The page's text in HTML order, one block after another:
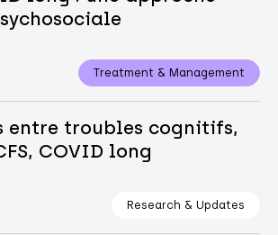
Treatment & Management
entre troubles cognitifs,
COVID long
Research & Updates